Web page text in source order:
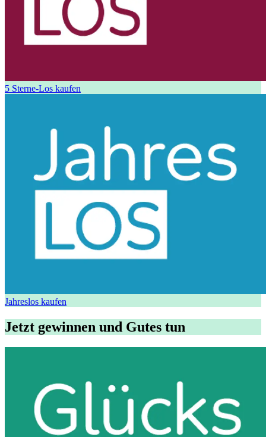
5 Sterne-Los kaufen
Jahreslos kaufen
Jetzt gewinnen und Gutes tun